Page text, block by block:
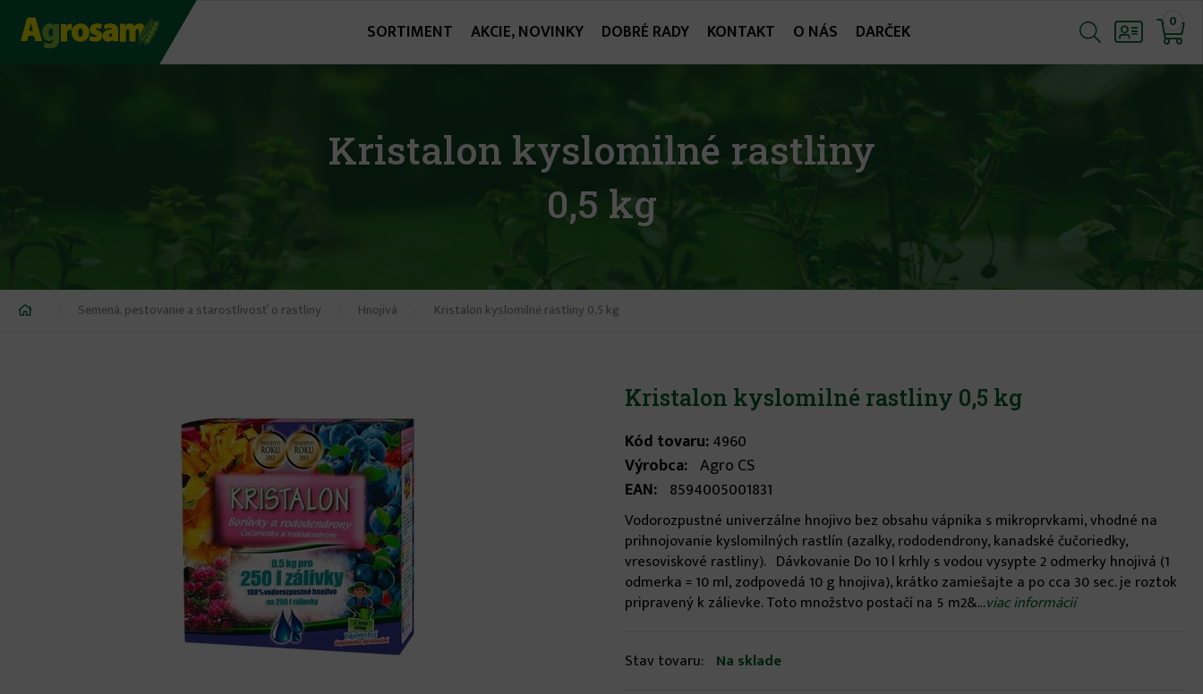
Jump
SORTIMENT AKCIE, NOVINKY DOBRÉ RADY KONTAKT O NÁS DARČEK 0
Kristalon kyslomilné rastliny
0,5 kg
NachádzateSemená, pestovanie a starostlivosť o rastliny Hnojivá Kristalon kyslomilné rastliny 0,5 kg
Kristalon kyslomilné rastliny 0,5 kg
Kód tovaru:4960
Výrobca: Agro CS
EAN: 8594005001831
Vodorozpustné univerzálne hnojivo bez obsahu vápnika s mikroprvkami, vhodné na
prihnojovanie kyslomilných rastlín (azalky, rododendrony, kanadské čučoriedky,
vresoviskové rastliny). Dávkovanie Do 10 l krhly s vodou vysypte 2 odmerky hnojivá (1
odmerka = 10 ml, zodpovedá 10 g hnojiva), krátko zamiešajte a po cca 30 sec. je roztok
pripravený k zálievke. Toto množstvo postačí na 5 m2&...viac informácií
Stav tovaru: Na sklade